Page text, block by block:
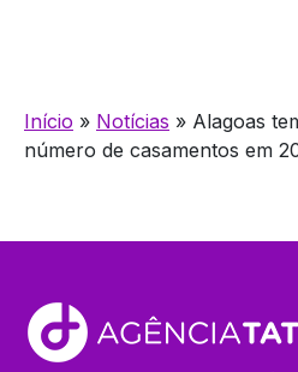
Início » Notícias » Alagoas
número de casamentos em